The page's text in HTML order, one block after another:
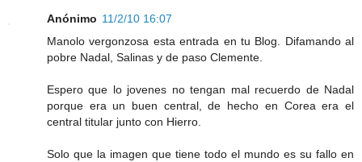
Anónimo 11/2/10 16:07
Manolo vergonzosa esta entrada en tu Blog. Difamando al
pobre Nadal, Salinas y de paso Clemente.
Espero que lo jovenes no tengan mal recuerdo de Nadal
porque era un buen central, de hecho en Corea era el
central titular junto con Hierro.
Solo que la imagen que tiene todo el mundo es su fallo en